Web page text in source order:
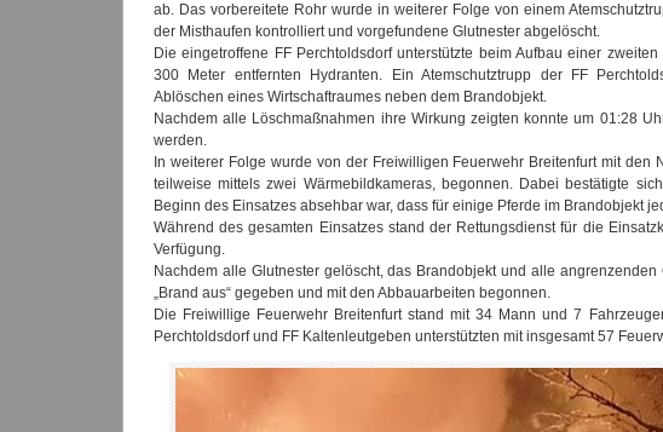
ab. Das vorbereitete Rohr wurde in weiterer Folge von einem
der Misthaufen kontrolliert und vorgefundene Glutnester abgelöscht.
Die eingetroffene FF Perchtoldsdorf unterstützte beim Aufbau einer
300 Meter entfernten Hydranten. Ein Atemschutztrupp der FF
Ablöschen eines Wirtschaftraumes neben dem Brandobjekt.
Nachdem alle Löschmaßnahmen ihre Wirkung zeigten konnte um 01:28
werden.
In weiterer Folge wurde von der Freiwilligen Feuerwehr Breitenfurt mit den
teilweise mittels zwei Wärmebildkameras, begonnen. Dabei bestätigte
Beginn des Einsatzes absehbar war, dass für einige Pferde im Brandobjekt
Während des gesamten Einsatzes stand der Rettungsdienst für die
Verfügung.
Nachdem alle Glutnester gelöscht, das Brandobjekt und alle
„Brand aus“ gegeben und mit den Abbauarbeiten begonnen.
Die Freiwillige Feuerwehr Breitenfurt stand mit 34 Mann und 7
Perchtoldsdorf und FF Kaltenleutgeben unterstützten mit insgesamt 57